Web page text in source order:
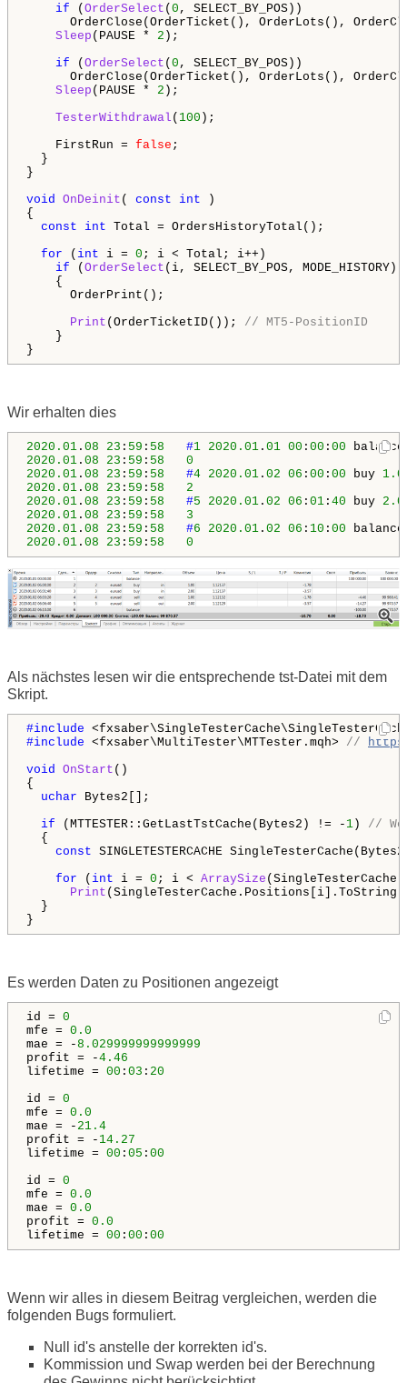
if ( OrderSelect ( 0 , SELECT_BY_POS))
OrderClose(OrderTicket(), OrderLots(),
Sleep (PAUSE * 2 );
if ( OrderSelect ( 0 , SELECT_BY_POS))
OrderClose(OrderTicket(), OrderLots(),
Sleep (PAUSE * 2 );
TesterWithdrawal ( 100 );
FirstRun = false ;
}
}
void
OnDeinit ( const int )
{
const
int Total = OrdersHistoryTotal();
for ( int i = 0 ; i < Total; i++)
if ( OrderSelect (i, SELECT_BY_POS, MODE_HISTORY))
{
OrderPrint();
Print (OrderTicketID()); // MT5-PositionID
}
}
Wir erhalten dies
2020.01 . 08 23 : 59 : 58 #1 2020.01 . 01 00 : 00 : 00
2020.01 . 08 23 : 59 : 58
0
2020.01 . 08 23 : 59 : 58 #4 2020.01 . 02 06 : 00 : 00 buy
2020.01 . 08 23 : 59 : 58
2
2020.01 . 08 23 : 59 : 58 #5 2020.01 . 02 06 : 01 : 40 buy
2020.01 . 08 23 : 59 : 58
3
2020.01 . 08 23 : 59 : 58 #6 2020.01 . 02 06 : 10 : 00
2020.01 . 08 23 : 59 : 58 0
Als nächstes lesen wir die entsprechende tst-Datei mit dem
Skript.
#include
#include <fxsaber\MultiTester\MTTester.mqh> //
void OnStart ()
{
uchar Bytes2[];
if (MTTESTER::GetLastTstCache(Bytes2) != - 1 ) //
{
const SINGLETESTERCACHE
for ( int i = 0 ; i < ArraySize
Print
}
}
Es werden Daten zu Positionen angezeigt
id = 0
mfe = 0.0
mae = -8.029999999999999
profit = -4.46
lifetime = 00 : 03 : 20
id = 0
mfe = 0.0
mae = - 21.4
profit = - 14.27
lifetime = 00 : 05 : 00
id = 0
mfe = 0.0
mae = 0.0
profit = 0.0
lifetime = 00 : 00 : 00
Wenn wir alles in diesem Beitrag vergleichen, werden die
folgenden Bugs formuliert.
Null id's anstelle der korrekten id's.
Kommission und Swap werden bei der Berechnung